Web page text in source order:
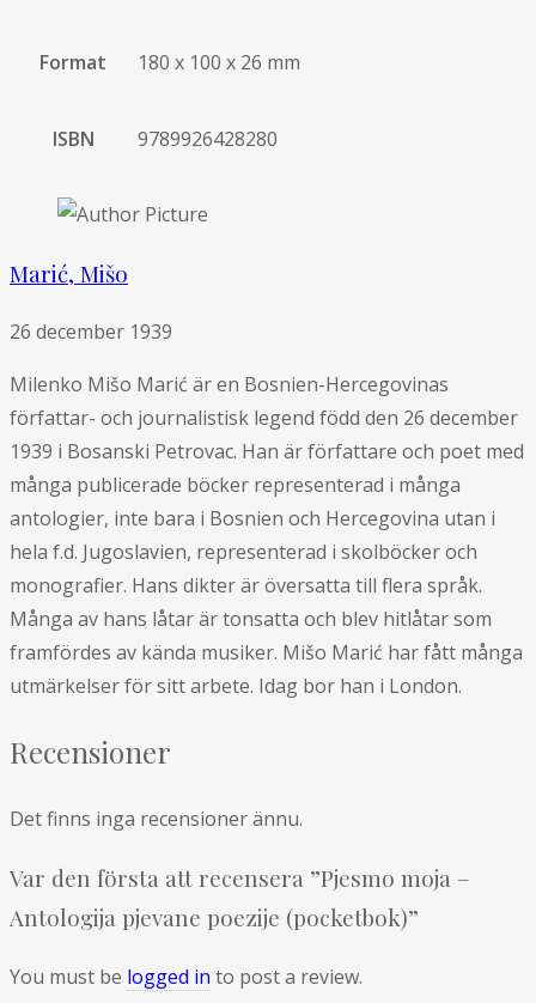
Format 180 x 100 x 26 mm
ISBN 9789926428280
Marić, Mišo
26 december 1939
Milenko Mišo Marić är en Bosnien-Hercegovinas
författar- och journalistisk legend född den 26 december
1939 i Bosanski Petrovac. Han är författare och poet med
många publicerade böcker representerad i många
antologier, inte bara i Bosnien och Hercegovina utan i
hela f.d. Jugoslavien, representerad i skolböcker och
monografier. Hans dikter är översatta till flera språk.
Många av hans låtar är tonsatta och blev hitlåtar som
framfördes av kända musiker. Mišo Marić har fått många
utmärkelser för sitt arbete. Idag bor han i London.
Recensioner
Det finns inga recensioner ännu.
Var den första att recensera ”Pjesmo moja –
Antologija pjevane poezije (pocketbok)”
You must be logged in to post a review.